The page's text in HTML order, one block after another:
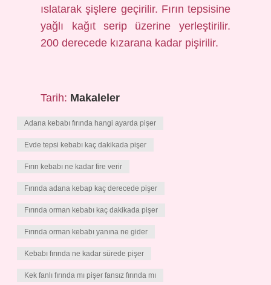
ıslatarak şişlere geçirilir. Fırın tepsisine
yağlı kağıt serip üzerine yerleştirilir.
200 derecede kızarana kadar pişirilir.
Tarih: Makaleler
Adana kebabı fırında hangi ayarda pişer
Evde tepsi kebabı kaç dakikada pişer
Fırın kebabı ne kadar fire verir
Fırında adana kebap kaç derecede pişer
Fırında orman kebabı kaç dakikada pişer
Fırında orman kebabı yanına ne gider
Kebabı fırında ne kadar sürede pişer
Kek fanlı fırında mı pişer fansız fırında mı